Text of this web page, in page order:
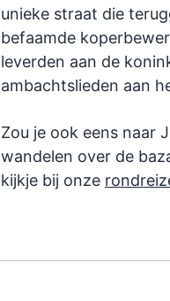
unieke straat die
befaamde
leverden aan de
ambachtslieden aan
Zou je ook eens naar
wandelen over de
kijkje bij onze